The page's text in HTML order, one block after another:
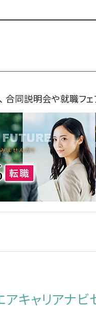
合同説明会や就職フ
アキャリアナビ